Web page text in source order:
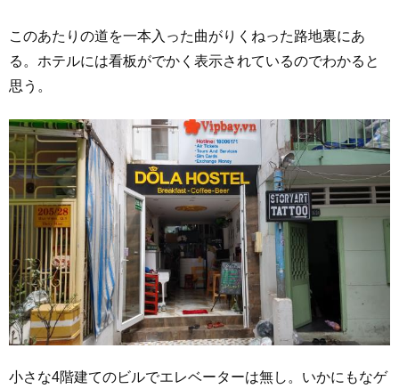
このあたりの道を一本入った曲がりくねった路地裏にあ
る。ホテルには看板がでかく表示されているのでわかると
思う。
小さな4階建てのビルでエレベーターは無し。いかにもなゲ